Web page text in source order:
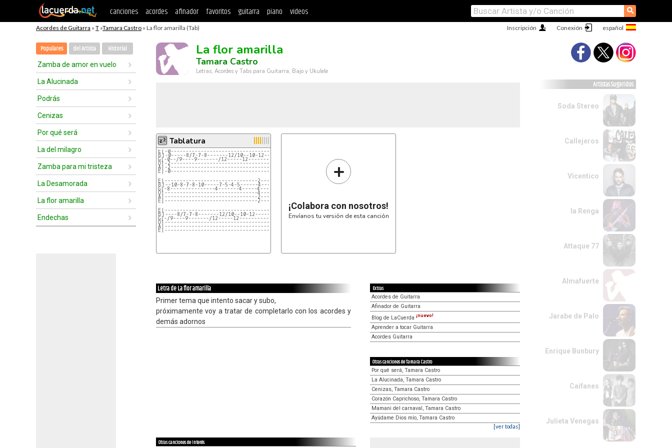
canciones acordes afinador favoritos guitarra piano videos ⚲
Acordes de Guitarra » T »Tamara Castro » La flor amarilla (Tab) Conexión
Inscripción
Populares del Artista Historial
Zamba de amor en vuelo
La Alucinada
Podrás
Cenizas
Por qué será
La del milagro
Zamba para mi tristeza
La Desamorada
La flor amarilla
Endechas
La flor amarilla
Tamara Castro
Letras, Acordes y Tabs para Guitarra, Bajo y Ukulele
Tablatura
E|-0--------------------------------------12-11-14-12-11--------
B|-0-----8/7-7-8-------12/10--10-12-----12----------------------
G|-0--/9----9-------/12-----12----------------------------------
D|-2------------------------------------------------------------
A|-2------------------------------------------------------------
E|-0------------------------------------------------------------
E|-------------------------------2---0--------------------------
B|--10-8-7-8-10-----7-5-4-5------4---0--------------------------
G|-8---------------4-------4-----4---0--------------------------
D|-------------------------------4---2--------------------------
A|-------------------------------2---2--------------------------
E|-------------------------------2---0--------------------------
E|-------------------------------------12-11-14-12-11-7---------
B|----8/7-7-8-------12/10--10-12-----12------------12-7-7-------
G|-/9----9-------/12-----12------------------------11-8-8-------
D|------------------------------------------------------9-------
A|--------------------------------------------------------------
E|--------------------------------------------------------------
+
¡Colabora con nosotros!
Envíanos tu versión de esta canción
Letra de La flor amarilla
Primer tema que intento sacar y subo,
próximamente voy a tratar de completarlo con los acordes y
demás adornos
Extras
Acordes de Guitarra
Afinador de Guitarra
Blog de LaCuerda ¡nuevo!
Aprender a tocar Guitarra
Acordes Guitarra
Otras canciones de Tamara Castro
Por qué será, Tamara Castro
La Alucinada, Tamara Castro
Cenizas, Tamara Castro
Corazón Caprichoso, Tamara Castro
Mamani del carnaval, Tamara Castro
Ayúdame Dios mío, Tamara Castro
[ver todas]
Otras canciones de interés
Artistas Sugeridos
Soda Stereo
Callejeros
Vicentico
la Renga
Attaque 77
Almafuerte
Jarabe de Palo
Enrique Bunbury
Caifanes
Julieta Venegas